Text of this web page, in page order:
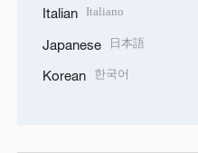
Italian Italiano
Japanese 日本語
Korean 한국어